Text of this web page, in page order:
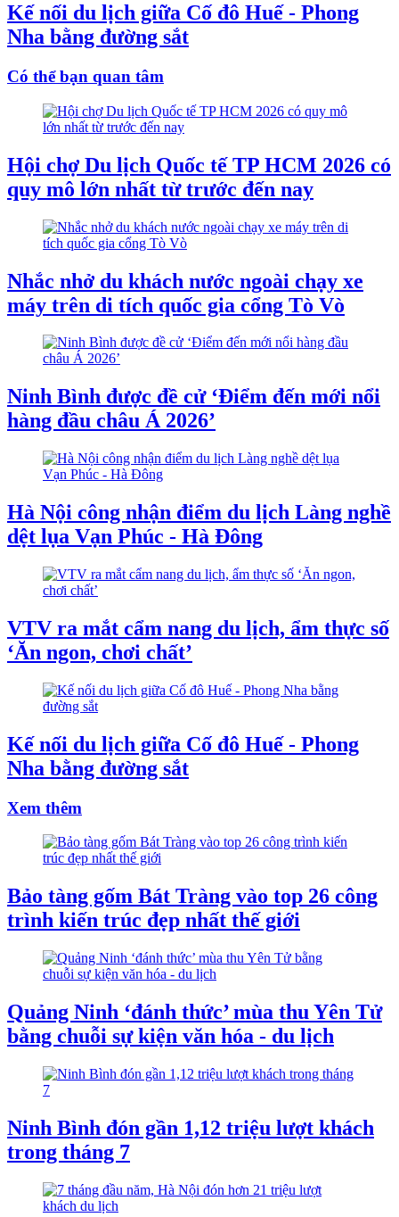
Kế nối du lịch giữa Cố đô Huế - Phong
Nha bằng đường sắt
Có thể bạn quan tâm
Hội chợ Du lịch Quốc tế TP HCM 2026 có
quy mô lớn nhất từ trước đến nay
Nhắc nhở du khách nước ngoài chạy xe
máy trên di tích quốc gia cổng Tò Vò
Ninh Bình được đề cử ‘Điểm đến mới nổi
hàng đầu châu Á 2026’
Hà Nội công nhận điểm du lịch Làng nghề
dệt lụa Vạn Phúc - Hà Đông
VTV ra mắt cẩm nang du lịch, ẩm thực số
‘Ăn ngon, chơi chất’
Kế nối du lịch giữa Cố đô Huế - Phong
Nha bằng đường sắt
Xem thêm
Bảo tàng gốm Bát Tràng vào top 26 công
trình kiến trúc đẹp nhất thế giới
Quảng Ninh ‘đánh thức’ mùa thu Yên Tử
bằng chuỗi sự kiện văn hóa - du lịch
Ninh Bình đón gần 1,12 triệu lượt khách
trong tháng 7